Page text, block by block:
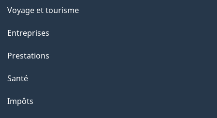
Voyage et tourisme
Entreprises
Prestations
Santé
Impôts